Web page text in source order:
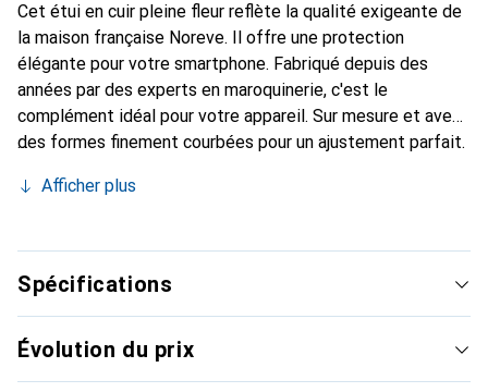
Cet étui en cuir pleine fleur reflète la qualité exigeante de
la maison française Noreve. Il offre une protection
élégante pour votre smartphone. Fabriqué depuis des
années par des experts en maroquinerie, c'est le
complément idéal pour votre appareil. Sur mesure et avec
des formes finement courbées pour un ajustement parfait.
smartphone. La marque Noreve est internationalement
toujours un bon choix pour le client exigeant.
Afficher plus
Spécifications
Évolution du prix